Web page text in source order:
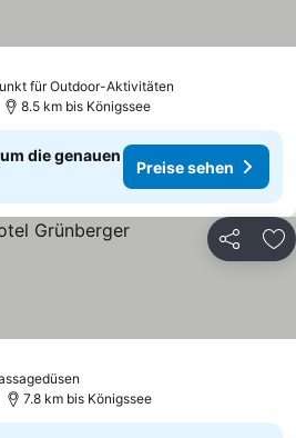
für Outdoor-Aktivitäten
8.5 km bis Königssee
die genauen
Preise sehen
Teilen
7.8 km bis Königssee